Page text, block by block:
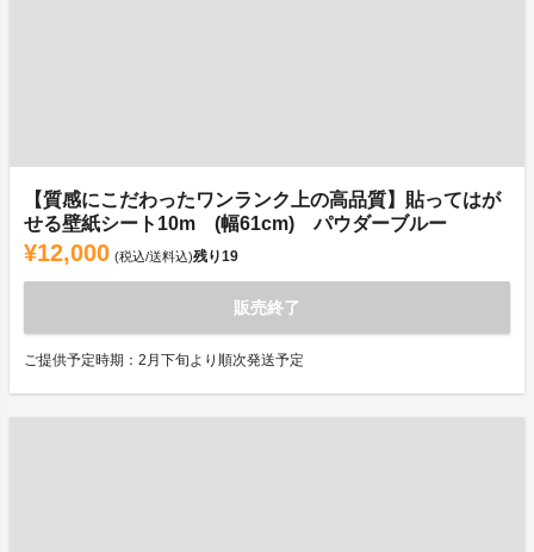
【質感にこだわったワンランク上の高品質】貼ってはが
せる壁紙シート10m (幅61cm) パウダーブルー
¥12,000 (税込/送料込)残り19
販売終了
ご提供予定時期：2月下旬より順次発送予定